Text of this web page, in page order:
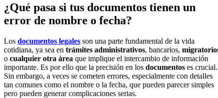
¿Qué pasa si tus documentos tienen un
error de nombre o fecha?
Los documentos legales son una parte fundamental de la vida
cotidiana, ya sea en trámites administrativos, bancarios,
o cualquier otra área que implique el intercambio de información
importante. Es por ello que la precisión en los documentos es crucial.
Sin embargo, a veces se cometen errores, especialmente con detalles
tan comunes como el nombre o la fecha, que pueden parecer simples
pero pueden generar complicaciones serias.